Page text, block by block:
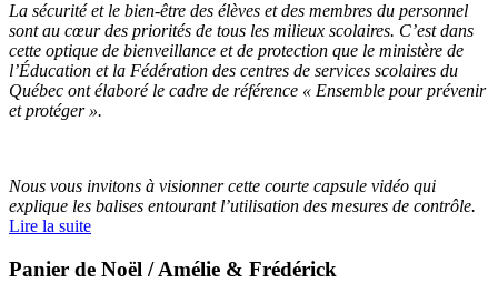
La sécurité et le bien-être des élèves et des membres du personnel
sont au cœur des priorités de tous les milieux scolaires. C’est dans
cette optique de bienveillance et de protection que le ministère de
l’Éducation et la Fédération des centres de services scolaires du
Québec ont élaboré le cadre de référence « Ensemble pour prévenir
et protéger ».
Nous vous invitons à visionner cette courte capsule vidéo qui
explique les balises entourant l’utilisation des mesures de contrôle.
Lire la suite
Panier de Noël / Amélie & Frédérick